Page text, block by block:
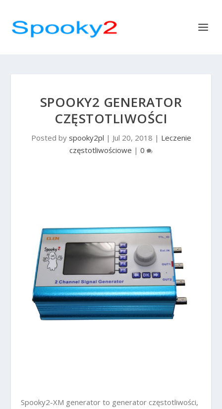
SPOOKY2 GENERATOR
CZĘSTOTLIWOŚCI
Posted by spooky2pl | Jul 20, 2018 | Leczenie
częstotliwościowe | 0
Spooky2-XM generator to generator częstotliwości,